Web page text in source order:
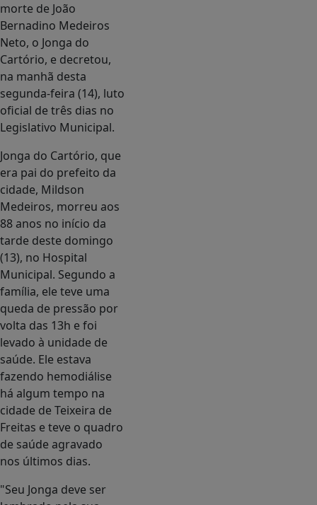
morte de João
Bernadino Medeiros
Neto, o Jonga do
Cartório, e decretou,
na manhã desta
segunda-feira (14), luto
oficial de três dias no
Legislativo Municipal.
Jonga do Cartório, que
era pai do prefeito da
cidade, Mildson
Medeiros, morreu aos
88 anos no início da
tarde deste domingo
(13), no Hospital
Municipal. Segundo a
família, ele teve uma
queda de pressão por
volta das 13h e foi
levado à unidade de
saúde. Ele estava
fazendo hemodiálise
há algum tempo na
cidade de Teixeira de
Freitas e teve o quadro
de saúde agravado
nos últimos dias.
"Seu Jonga deve ser